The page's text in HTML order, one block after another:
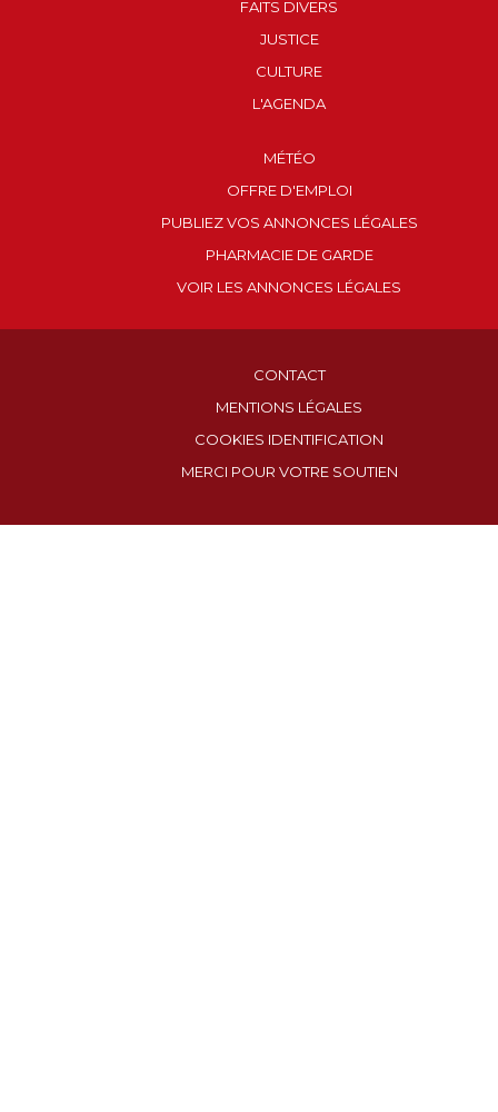
FAITS DIVERS
JUSTICE
CULTURE
L'AGENDA
MÉTÉO
OFFRE D'EMPLOI
PUBLIEZ VOS ANNONCES LÉGALES
PHARMACIE DE GARDE
VOIR LES ANNONCES LÉGALES
CONTACT
MENTIONS LÉGALES
COOKIES IDENTIFICATION
MERCI POUR VOTRE SOUTIEN